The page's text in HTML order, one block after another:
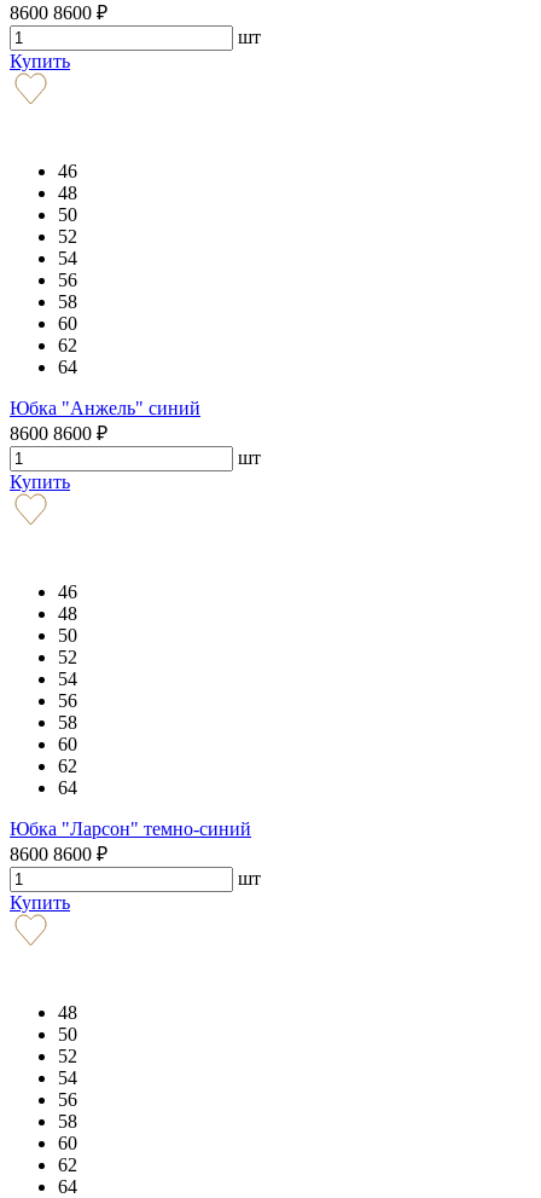
8600 8600 ₽
шт
Купить
46
48
50
52
54
56
58
60
62
64
Юбка "Анжель" синий
8600 8600 ₽
шт
Купить
46
48
50
52
54
56
58
60
62
64
Юбка "Ларсон" темно-синий
8600 8600 ₽
шт
Купить
48
50
52
54
56
58
60
62
64